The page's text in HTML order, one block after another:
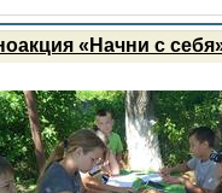
«Начни с